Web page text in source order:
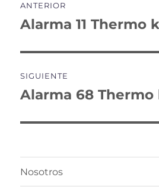
de
ANTERIOR
Entrada
Alarma 11 Thermo
SIGUIENTE
Entrada
Alarma 68 Thermo
Nosotros